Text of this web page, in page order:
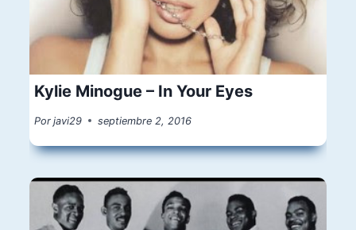
Kylie Minogue – In Your Eyes
Por javi29 septiembre 2, 2016